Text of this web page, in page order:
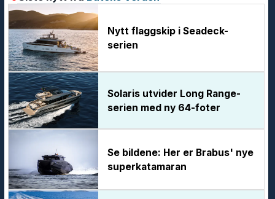
Nytt flaggskip i Seadeck-
serien
Solaris utvider Long Range-
serien med ny 64-foter
Se bildene: Her er Brabus' nye
superkatamaran